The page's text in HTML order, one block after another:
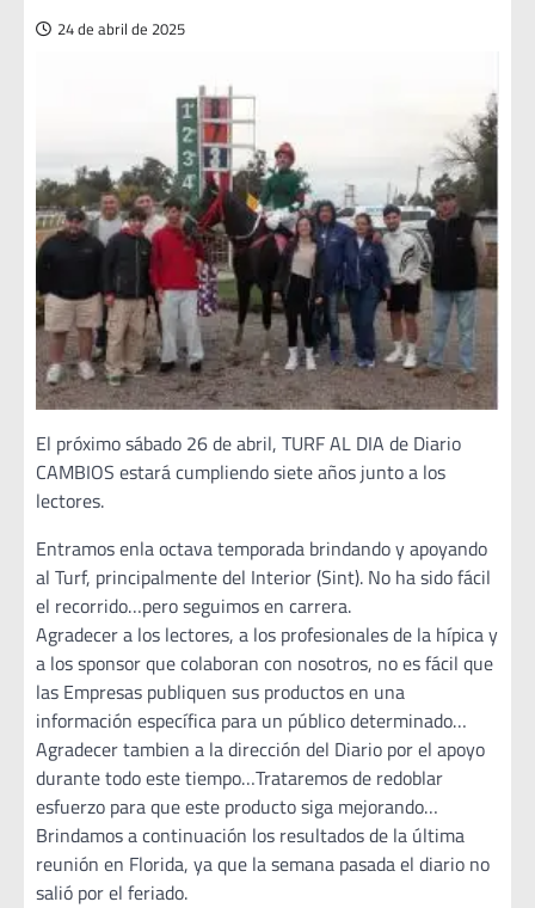
24 de abril de 2025
El próximo sábado 26 de abril, TURF AL DIA de Diario
CAMBIOS estará cumpliendo siete años junto a los
lectores.
Entramos enla octava temporada brindando y apoyando
al Turf, principalmente del Interior (Sint). No ha sido fácil
el recorrido…pero seguimos en carrera.
Agradecer a los lectores, a los profesionales de la hípica y
a los sponsor que colaboran con nosotros, no es fácil que
las Empresas publiquen sus productos en una
información específica para un público determinado…
Agradecer tambien a la dirección del Diario por el apoyo
durante todo este tiempo…Trataremos de redoblar
esfuerzo para que este producto siga mejorando…
Brindamos a continuación los resultados de la última
reunión en Florida, ya que la semana pasada el diario no
salió por el feriado.